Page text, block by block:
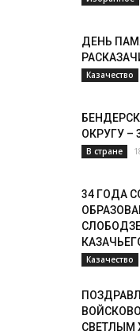
ДЕНЬ
Казачество
ОКРУГУ –
В стране
34 ГОДА
Казачество
СВЕТЛЫМ